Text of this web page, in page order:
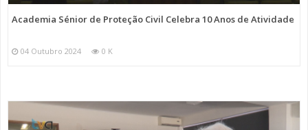
Academia Sénior de Proteção Civil Celebra 10 Anos de Atividade
04 Outubro 2024 0 K